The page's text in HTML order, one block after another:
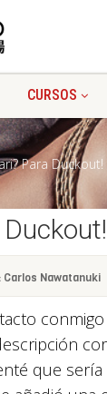
CURSOS
Para
Carlos Nawatanuki
que